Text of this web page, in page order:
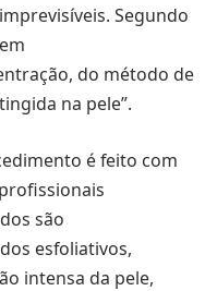
Segundo
do método de
na pele”.
é feito com
são
esfoliativos,
intensa da pele,